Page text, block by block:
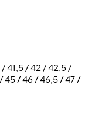
van richting
nog jouw paar Asics
41,5 / 42 / 42,5 /
45 / 46 / 46,5 / 47 /